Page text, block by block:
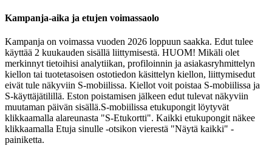
Kampanja-aika ja etujen voimassaolo
Kampanja on voimassa vuoden 2026 loppuun saakka. Edut tulee
käyttää 2 kuukauden sisällä liittymisestä. HUOM! Mikäli olet
merkinnyt tietoihisi analytiikan, profiloinnin ja asiakasryhmittelyn
kiellon tai tuotetasoisen ostotiedon käsittelyn kiellon, liittymisedut
eivät tule näkyviin S-mobiilissa. Kiellot voit poistaa S-mobiilissa ja
S-käyttäjätilillä. Eston poistamisen jälkeen edut tulevat näkyviin
muutaman päivän sisällä.S-mobiilissa etukupongit löytyvät
klikkaamalla alareunasta "S-Etukortti". Kaikki etukupongit näkee
klikkaamalla Etuja sinulle -otsikon vierestä "Näytä kaikki" -
painiketta.